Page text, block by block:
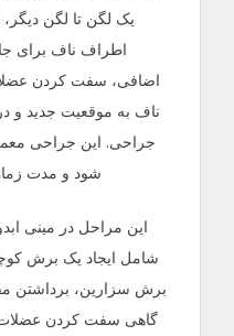
یک لگن تا لگن
اطراف ناف برای
اضافی، سفت کردن
ناف به موقعیت جدید و
جراحی. این جراحی
‌شود و مدت زمان آن بین ۲ تا
این مراحل در مینی
شامل ایجاد یک برش
برش سزارین، برداشتن
گاهی سفت کردن عضلات